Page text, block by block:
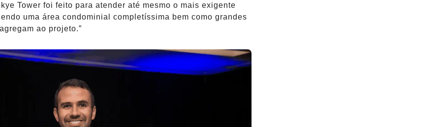
Tower foi feito para atender até mesmo o mais exigente
uma área condominial completíssima bem como grandes
ao projeto.”